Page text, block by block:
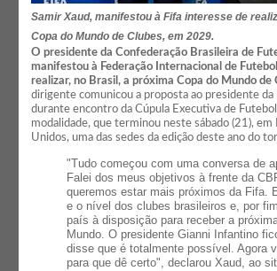
Samir Xaud, manifestou à Fifa interesse de
Copa do Mundo de Clubes, em 2029.
O presidente da Confederação Brasileira de
manifestou à Federação Internacional de
realizar, no Brasil, a próxima Copa do Mundo
dirigente comunicou a proposta ao presidente
durante encontro da Cúpula Executiva de
modalidade, que terminou neste sábado (21), em
Unidos, uma das sedes da edição deste ano do
"Tudo começou com uma conversa de
Falei dos meus objetivos à frente da
queremos estar mais próximos da Fifa.
e o nível dos clubes brasileiros e, por
país à disposição para receber a
Mundo. O presidente Gianni Infantino
disse que é totalmente possível. Agora
para que dê certo", declarou Xaud, ao